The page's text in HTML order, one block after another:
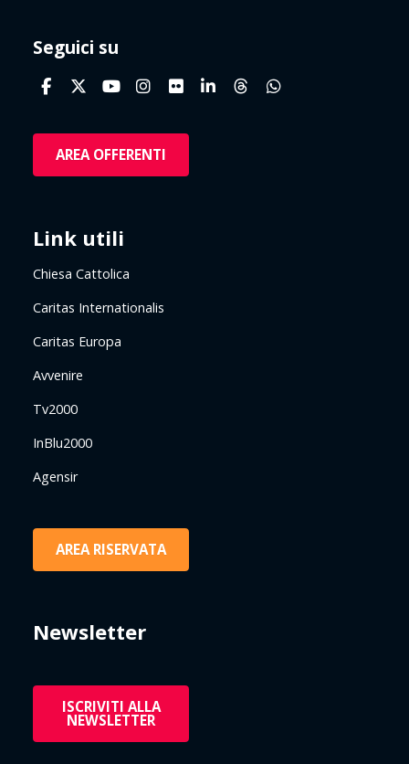
Seguici su
AREA OFFERENTI
Link utili
Chiesa Cattolica
Caritas Internationalis
Caritas Europa
Avvenire
Tv2000
InBlu2000
Agensir
AREA RISERVATA
Newsletter
ISCRIVITI ALLA
NEWSLETTER